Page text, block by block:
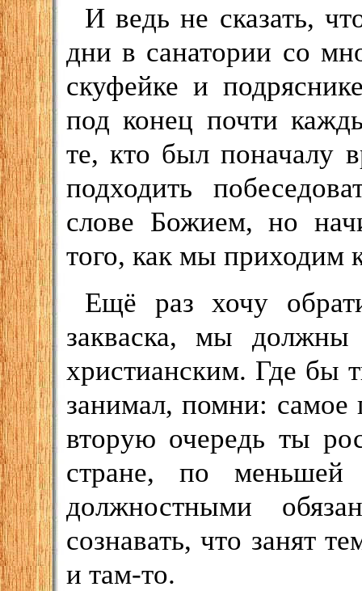
И ведь не сказать,
дни в санатории со
скуфейке и
под конец почти
те, кто был поначалу
подходить
слове Божием, но
того, как мы приходим
Ещё раз хочу
закваска, мы должны
христианским. Где бы
занимал, помни: самое
вторую очередь ты
стране, по меньшей
должностными
сознавать, что занят
и там-то.